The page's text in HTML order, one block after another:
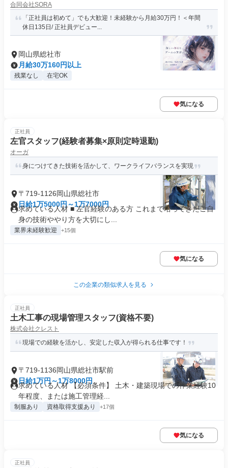
合同会社SORA
「正社員は初めて」でも大歓迎！未経験から月給30万円！＜年間
休日135日/ 正社員デビュー...
岡山県総社市
月給30万160円以上
残業なし 在宅OK
気になる
正社員
左官スタッフ(経験者募集×原則定時退勤)
オーガ
身につけてきた技術を活かして、ワークライフバランスを実現
〒719-1126岡山県総社市
日給1万5000円～1万7000円
求めている人材 ■ 左官経験のある方 これまで培ってきたご自
身の技術ややり方を大切にし...
業界未経験歓迎 +15個
気になる
この企業の類似求人を見る
正社員
土木工事の現場管理スタッフ(資格不要)
株式会社クレスト
現場での経験を活かし、安定した収入が得られる仕事です！
〒719-1136岡山県総社市駅前
日給1万円～1万8000円
求めている人材 【必須条件】 土木・建築現場での作業経験10
年程度、または施工管理経...
制服あり 資格取得支援あり +17個
気になる
正社員